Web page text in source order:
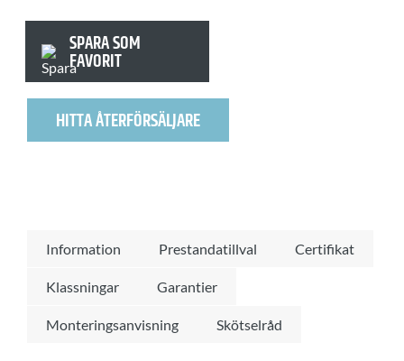
SPARA SOM
FAVORIT
HITTA ÅTERFÖRSÄLJARE
Information Prestandatillval Certifikat
Klassningar Garantier
Monteringsanvisning Skötselråd